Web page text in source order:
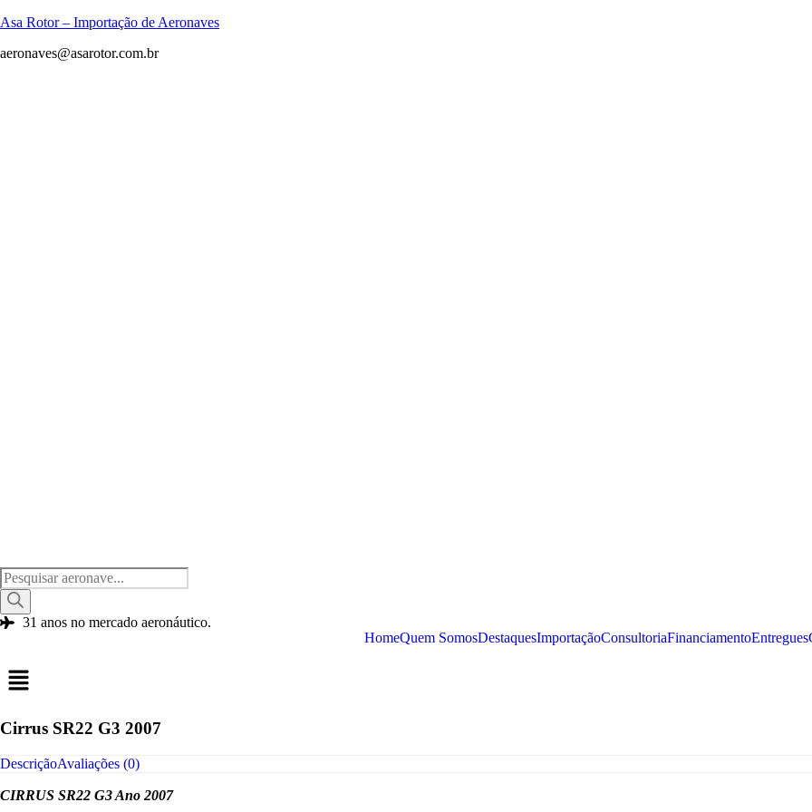
Asa Rotor – Importação de Aeronaves
aeronaves@asarotor.com.br
Pesquisar
produtos
31 anos no mercado aeronáutico.
HomeQuem SomosDestaquesImportaçãoConsultoriaFinanciamentoEntregues
Cirrus SR22 G3 2007
DescriçãoAvaliações (0)
CIRRUS SR22 G3 Ano 2007